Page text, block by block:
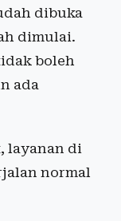
dibuka
dimulai.
boleh
ada
layanan di
normal